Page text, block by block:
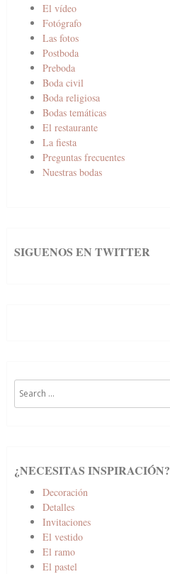
El vídeo
Fotógrafo
Las fotos
Postboda
Preboda
Boda civil
Boda religiosa
Bodas temáticas
El restaurante
La fiesta
Preguntas frecuentes
Nuestras bodas
SIGUENOS EN TWITTER
for:
¿NECESITAS INSPIRACIÓN?
Decoración
Detalles
Invitaciones
El vestido
El ramo
El pastel